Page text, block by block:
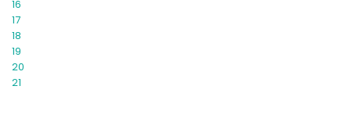
16
17
18
19
20
21